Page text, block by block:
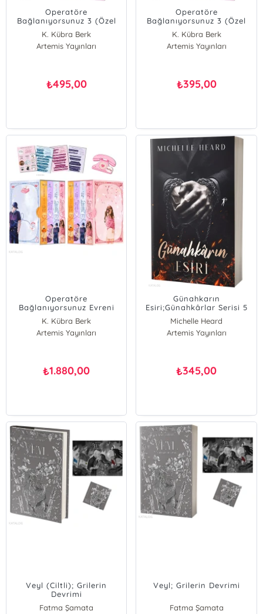
Operatöre
Bağlanıyorsunuz 3 (Özel
Baskı - Ciltli);Ufukta Aşk
Var
K. Kübra Berk
Artemis Yayınları
₺495,00
Operatöre
Bağlanıyorsunuz 3 (Özel
Baskı);Ufukta Aşk Var
K. Kübra Berk
Artemis Yayınları
₺395,00
Operatöre
Bağlanıyorsunuz Evreni
(Özel Kutulu Set - Ciltli)
K. Kübra Berk
Artemis Yayınları
₺1.880,00
Günahkarın
Esiri;Günahkârlar Serisi 5
Michelle Heard
Artemis Yayınları
₺345,00
Veyl (Ciltli); Grilerin
Devrimi
Fatma Şamata
Veyl; Grilerin Devrimi
Fatma Şamata